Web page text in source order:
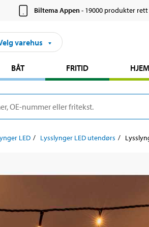
Biltema Appen- 19000 produkter rett
varehus
BÅT FRITID HJEM
LED Lysslynger LED utendørs